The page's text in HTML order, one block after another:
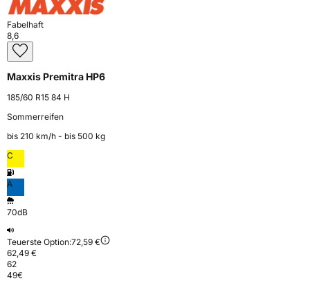
Fabelhaft
8,6
Maxxis Premitra HP6
185/60 R15 84 H
Sommerreifen
bis 210 km⁠/⁠h - bis 500 kg
C
A
70dB
Teuerste Option:72,59 €
62,49 €
62
49€